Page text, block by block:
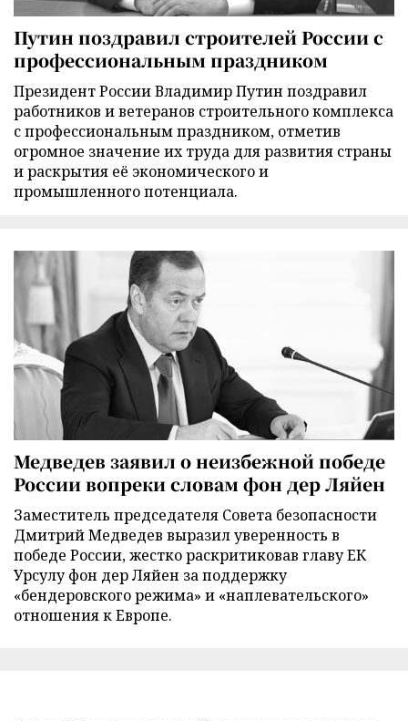
Путин поздравил строителей России с
профессиональным праздником
Президент России Владимир Путин поздравил
работников и ветеранов строительного комплекса
с профессиональным праздником, отметив
огромное значение их труда для развития страны
и раскрытия её экономического и
промышленного потенциала.
Медведев заявил о неизбежной победе
России вопреки словам фон дер Ляйен
Заместитель председателя Совета безопасности
Дмитрий Медведев выразил уверенность в
победе России, жестко раскритиковав главу ЕК
Урсулу фон дер Ляйен за поддержку
«бендеровского режима» и «наплевательского»
отношения к Европе.